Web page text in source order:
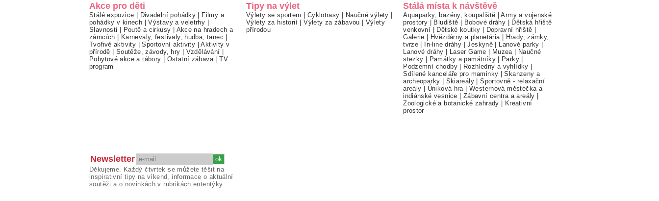
Akce pro děti
Stálé expozice | Divadelní pohádky | Filmy a
pohádky v kinech |Výstavy a veletrhy |
Slavnosti | Poutě a cirkusy | Akce na hradech a
zámcích | Karnevaly, festivaly, hudba, tanec |
Tvořivé aktivity |Sportovní aktivity |Aktivity v
přírodě | Soutěže, závody, hry | Vzdělávání |
Pobytové akce a tábory | Ostatní zábava |TV
program
Tipy na výlet
Výlety se sportem | Cyklotrasy | Naučné výlety |
Výlety za historií |Výlety za zábavou | Výlety
přírodou
Stálá místa k návštěvě
Aquaparky, bazény, koupaliště |Army a vojenské
prostory | Bludiště | Bobové dráhy | Dětská hřiště
venkovní | Dětské koutky | Dopravní hřiště |
Galerie | Hvězdárny a planetária | Hrady, zámky,
tvrze | In-line dráhy |Jeskyně | Lanové parky |
Lanové dráhy | Laser Game | Muzea | Naučné
stezky | Památky a památníky| Parky |
Podzemní chodby| Rozhledny a vyhlídky |
Sdílené kanceláře pro maminky |Skanzeny a
archeoparky | Skiareály |Sportovně - relaxační
areály | Úniková hra |Westernová městečka a
indiánské vesnice | Zábavní centra a areály |
Zoologické a botanické zahrady | Kreativní
prostor
Newsletter
Děkujeme. Každý čtvrtek se můžete těšit na
inspirativní tipy na víkend, informace o aktuální
soutěži a o novinkách v rubrikách ententýky.